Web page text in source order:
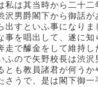
私は其当時から二十
沢男爵閣下から御話
出すといふ事になり
事を唱出して、遂に
走で醵金をして維持
ふので矢野校長は渋
とも教員諸君が何う
さうで、是は閣下御